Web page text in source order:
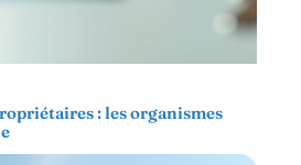
: les organismes